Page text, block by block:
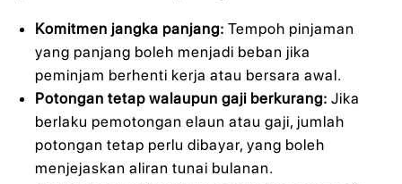
Komitmen jangka panjang: Tempoh pinjaman
yang panjang boleh menjadi beban jika
peminjam berhenti kerja atau bersara awal.
Potongan tetap walaupun gaji berkurang: Jika
berlaku pemotongan elaun atau gaji, jumlah
potongan tetap perlu dibayar, yang boleh
menjejaskan aliran tunai bulanan.